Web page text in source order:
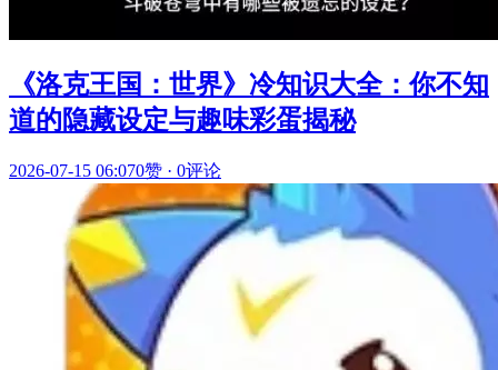
《洛克王国：世界》冷知识大全：你不知
道的隐藏设定与趣味彩蛋揭秘
2026-07-15 06:070赞 · 0评论